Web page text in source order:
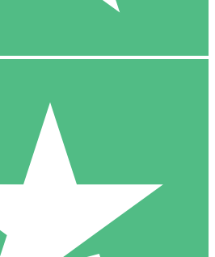
10 Downloads
20 00